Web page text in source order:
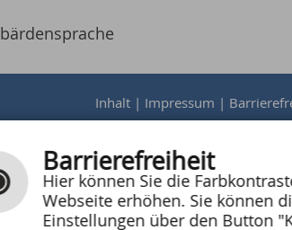
Inhalt| Impressum |
Barrierefreiheit
Hier können Sie die
Webseite erhöhen. Sie können
Einstellungen über den Button